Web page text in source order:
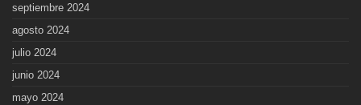
septiembre 2024
agosto 2024
julio 2024
junio 2024
mayo 2024